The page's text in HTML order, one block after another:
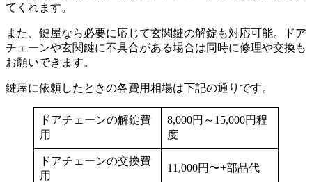
てくれます。
また、鍵屋なら必要に応じて玄関鍵の解錠も対応可能。ドア
チェーンや玄関鍵に不具合がある場合は同時に修理や交換も
お願いできます。
鍵屋に依頼したときの各費用相場は下記の通りです。
ドアチェーンの解錠費
用
8,000円～15,000円程
度
ドアチェーンの交換費
用
11,000円〜+部品代